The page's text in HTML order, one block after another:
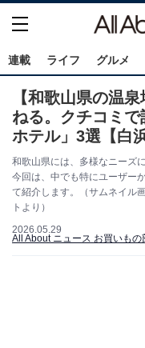
連載 ライフ グルメ
【和歌山県の温
ねる。クチコミ
ホテル」3選【白
和歌山県には、多様なニーズ
今回は、中でも特にユーザー
て紹介します。（サムネイル
トより）
2026.05.29
All About ニュース お買いもの